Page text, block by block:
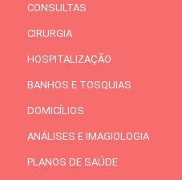
CONSULTAS
CIRURGIA
HOSPITALIZAÇÃO
BANHOS E TOSQUIAS
DOMICÍLIOS
ANÁLISES E IMAGIOLOGIA
PLANOS DE SAÚDE